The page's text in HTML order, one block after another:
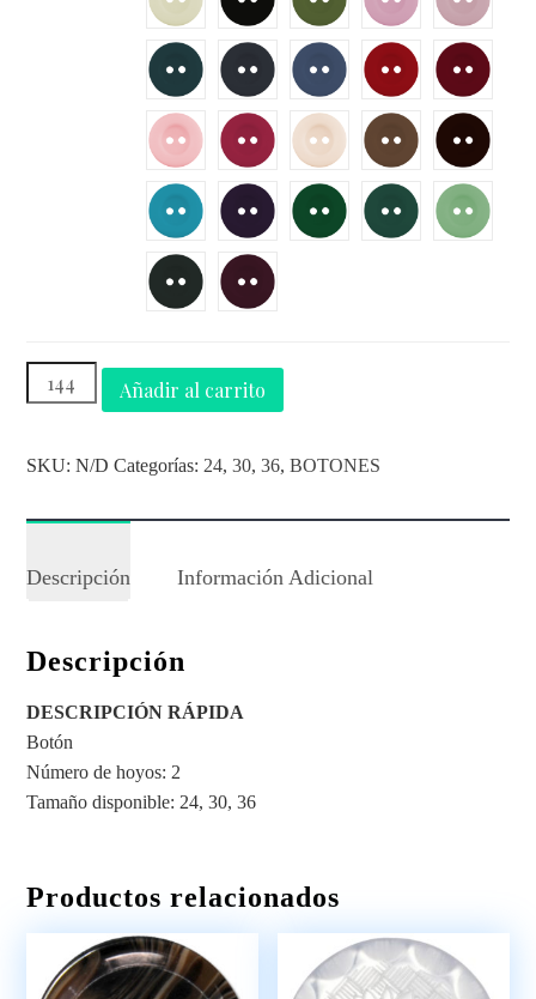
Añadir al carrito
SKU:N/D Categorías: 24,30,36,BOTONES
Descripción Información Adicional
Descripción
DESCRIPCIÓN RÁPIDA
Botón
Número de hoyos: 2
Tamaño disponible: 24, 30, 36
Productos relacionados